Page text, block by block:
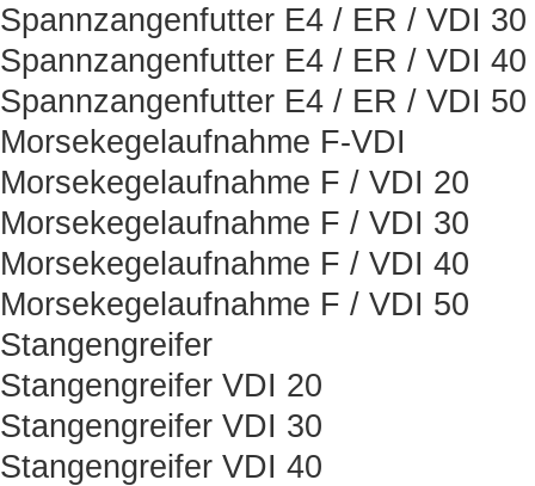
Spannzangenfutter E4 / ER / VDI 30
Spannzangenfutter E4 / ER / VDI 40
Spannzangenfutter E4 / ER / VDI 50
Morsekegelaufnahme F-VDI
Morsekegelaufnahme F / VDI 20
Morsekegelaufnahme F / VDI 30
Morsekegelaufnahme F / VDI 40
Morsekegelaufnahme F / VDI 50
Stangengreifer
Stangengreifer VDI 20
Stangengreifer VDI 30
Stangengreifer VDI 40